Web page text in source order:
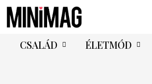
CSALÁD ÉLETMÓD